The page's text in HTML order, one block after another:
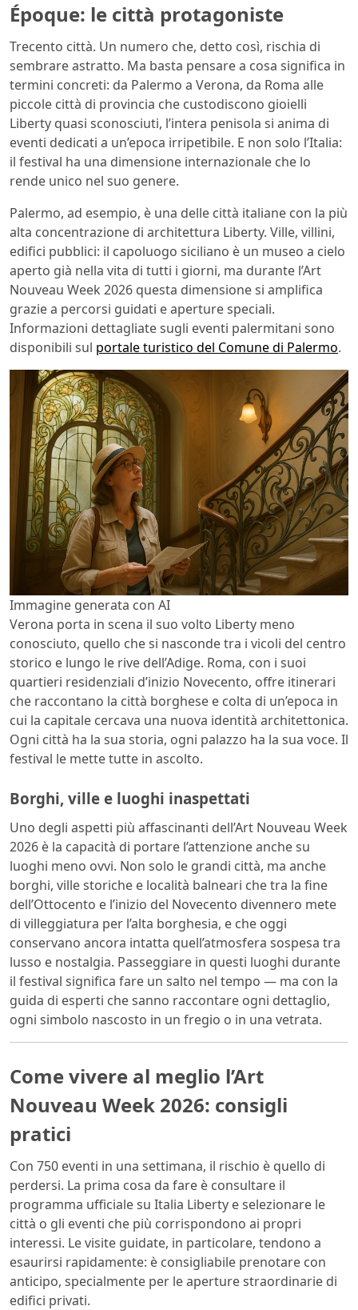
Époque: le città protagoniste
Trecento città. Un numero che, detto così, rischia di
sembrare astratto. Ma basta pensare a cosa significa in
termini concreti: da Palermo a Verona, da Roma alle
piccole città di provincia che custodiscono gioielli
Liberty quasi sconosciuti, l’intera penisola si anima di
eventi dedicati a un’epoca irripetibile. E non solo l’Italia:
il festival ha una dimensione internazionale che lo
rende unico nel suo genere.
Palermo, ad esempio, è una delle città italiane con la più
alta concentrazione di architettura Liberty. Ville, villini,
edifici pubblici: il capoluogo siciliano è un museo a cielo
aperto già nella vita di tutti i giorni, ma durante l’Art
Nouveau Week 2026 questa dimensione si amplifica
grazie a percorsi guidati e aperture speciali.
Informazioni dettagliate sugli eventi palermitani sono
disponibili sul portale turistico del Comune di Palermo.
Immagine generata con AI
Verona porta in scena il suo volto Liberty meno
conosciuto, quello che si nasconde tra i vicoli del centro
storico e lungo le rive dell’Adige. Roma, con i suoi
quartieri residenziali d’inizio Novecento, offre itinerari
che raccontano la città borghese e colta di un’epoca in
cui la capitale cercava una nuova identità architettonica.
Ogni città ha la sua storia, ogni palazzo ha la sua voce. Il
festival le mette tutte in ascolto.
Borghi, ville e luoghi inaspettati
Uno degli aspetti più affascinanti dell’Art Nouveau Week
2026 è la capacità di portare l’attenzione anche su
luoghi meno ovvi. Non solo le grandi città, ma anche
borghi, ville storiche e località balneari che tra la fine
dell’Ottocento e l’inizio del Novecento divennero mete
di villeggiatura per l’alta borghesia, e che oggi
conservano ancora intatta quell’atmosfera sospesa tra
lusso e nostalgia. Passeggiare in questi luoghi durante
il festival significa fare un salto nel tempo — ma con la
guida di esperti che sanno raccontare ogni dettaglio,
ogni simbolo nascosto in un fregio o in una vetrata.
Come vivere al meglio l’Art
Nouveau Week 2026: consigli
pratici
Con 750 eventi in una settimana, il rischio è quello di
perdersi. La prima cosa da fare è consultare il
programma ufficiale su Italia Liberty e selezionare le
città o gli eventi che più corrispondono ai propri
interessi. Le visite guidate, in particolare, tendono a
esaurirsi rapidamente: è consigliabile prenotare con
anticipo, specialmente per le aperture straordinarie di
edifici privati.